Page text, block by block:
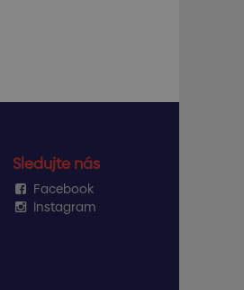
Sledujte nás
Facebook
Instagram